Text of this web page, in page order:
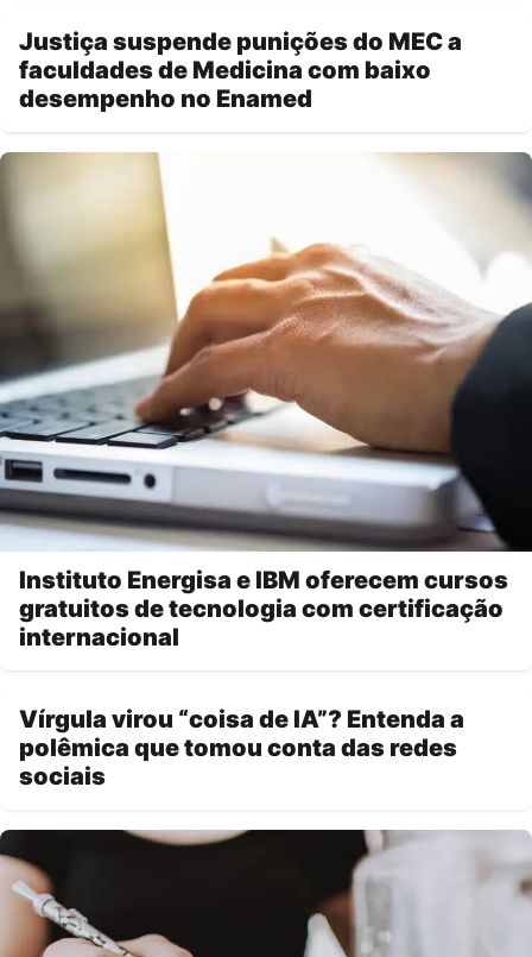
Justiça suspende punições do MEC a
faculdades de Medicina com baixo
desempenho no Enamed
Instituto Energisa e IBM oferecem cursos
gratuitos de tecnologia com certificação
internacional
Vírgula virou “coisa de IA”? Entenda a
polêmica que tomou conta das redes
sociais